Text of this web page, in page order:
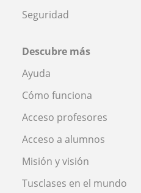
Seguridad
Descubre más
Ayuda
Cómo funciona
Acceso profesores
Acceso a alumnos
Misión y visión
Tusclases en el mundo